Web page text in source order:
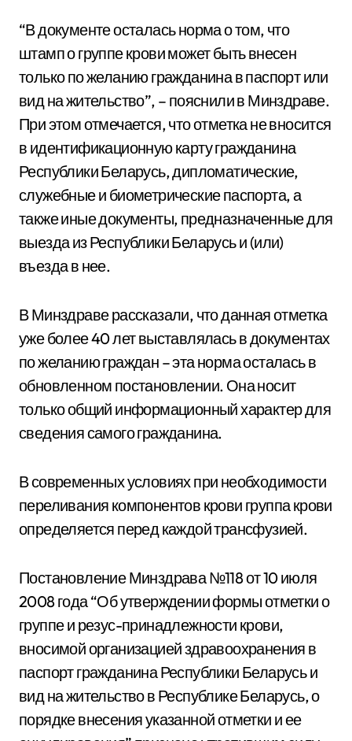
“В документе осталась норма о том, что
штамп о группе крови может быть внесен
только по желанию гражданина в паспорт или
вид на жительство”, – пояснили в Минздраве.
При этом отмечается, что отметка не вносится
в идентификационную карту гражданина
Республики Беларусь, дипломатические,
служебные и биометрические паспорта, а
также иные документы, предназначенные для
выезда из Республики Беларусь и (или)
въезда в нее.
В Минздраве рассказали, что данная отметка
уже более 40 лет выставлялась в документах
по желанию граждан – эта норма осталась в
обновленном постановлении. Она носит
только общий информационный характер для
сведения самого гражданина.
В современных условиях при необходимости
переливания компонентов крови группа крови
определяется перед каждой трансфузией.
Постановление Минздрава №118 от 10 июля
2008 года “Об утверждении формы отметки о
группе и резус-принадлежности крови,
вносимой организацией здравоохранения в
паспорт гражданина Республики Беларусь и
вид на жительство в Республике Беларусь, о
порядке внесения указанной отметки и ее